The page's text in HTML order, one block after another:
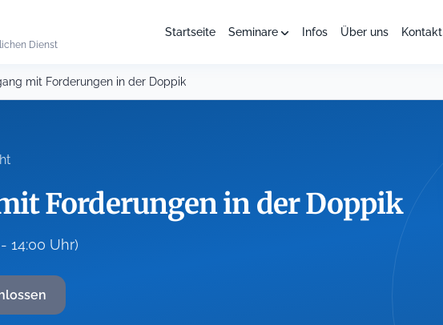
Dienst
Startseite Seminare Infos Über uns Kontakt
mit Forderungen in der Doppik
Forderungen in der Doppik
14:00 Uhr)